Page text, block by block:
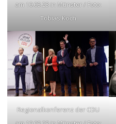
am 10.03.23 in Münster / Foto:
Tobias Koch
Regionalkonferenz der CDU